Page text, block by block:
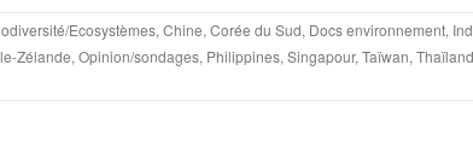
Ecosystèmes, Chine, Corée du Sud, Docs environnement,
Zélande, Opinion/sondages, Philippines, Singapour, Taïwan,